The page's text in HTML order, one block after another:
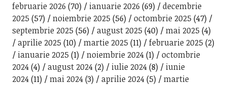
februarie 2026 (70) ianuarie 2026 (69)
decembrie
2025 (57) noiembrie 2025 (56) octombrie 2025 (47)
septembrie 2025 (56) august 2025 (40) mai 2025 (4)
aprilie 2025 (10) martie 2025 (11) februarie 2025 (2)
ianuarie 2025 (1) noiembrie 2024(1)
octombrie
2024(4) august 2024(2) iulie 2024(8)
iunie
2024(11) mai 2024(3) aprilie 2024(5)
martie